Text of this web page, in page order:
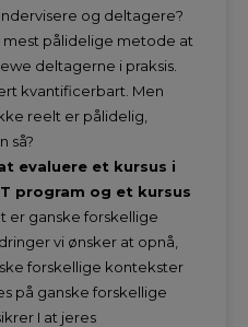
og deltagere?
pålidelige metode at
deltagerne i praksis.
kvantificerbart. Men
reelt er pålidelig,
så?
evaluere et kursus i
program og et kursus
er ganske forskellige
vi ønsker at opnå,
forskellige kontekster
på ganske forskellige
I at jeres